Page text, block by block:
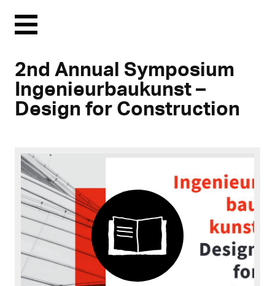
Menu
2nd Annual Symposium
Ingenieurbaukunst –
Design for Construction